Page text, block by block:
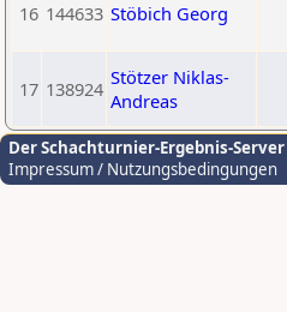
16 144633 Stöbich Georg
17 138924 Stötzer Niklas-
Andreas
Der Schachturnier-Ergebnis-Server
Impressum / Nutzungsbedingungen